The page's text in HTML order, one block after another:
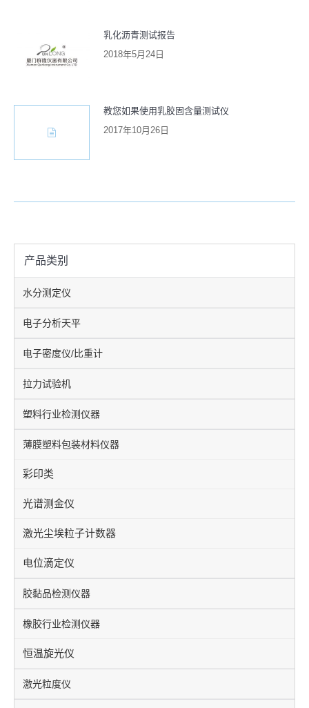
乳化沥青测试报告
2018年5月24日
教您如果使用乳胶固含量测试仪
2017年10月26日
产品类别
水分测定仪
电子分析天平
电子密度仪/比重计
拉力试验机
塑料行业检测仪器
薄膜塑料包装材料仪器
彩印类
光谱测金仪
激光尘埃粒子计数器
电位滴定仪
胶黏品检测仪器
橡胶行业检测仪器
恒温旋光仪
激光粒度仪